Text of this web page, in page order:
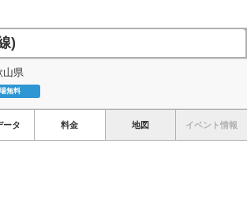
)
山県
無料
ータ 料金 地図 イベント情報